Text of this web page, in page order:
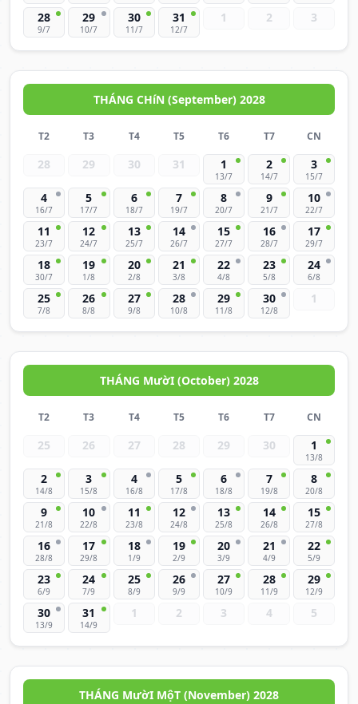
28
9/7
29
10/7
30
11/7
31
12/7
1 2 3
THÁNG CHíN (September) 2028
T2 T3 T4 T5 T6 T7 CN
28 29 30 31 1
13/7
2
14/7
3
15/7
4
16/7
5
17/7
6
18/7
7
19/7
8
20/7
9
21/7
10
22/7
11
23/7
12
24/7
13
25/7
14
26/7
15
27/7
16
28/7
17
29/7
18
30/7
19
1/8
20
2/8
21
3/8
22
4/8
23
5/8
24
6/8
25
7/8
26
8/8
27
9/8
28
10/8
29
11/8
30
12/8
1
THÁNG MườI (October) 2028
T2 T3 T4 T5 T6 T7 CN
25 26 27 28 29 30 1
13/8
2
14/8
3
15/8
4
16/8
5
17/8
6
18/8
7
19/8
8
20/8
9
21/8
10
22/8
11
23/8
12
24/8
13
25/8
14
26/8
15
27/8
16
28/8
17
29/8
18
1/9
19
2/9
20
3/9
21
4/9
22
5/9
23
6/9
24
7/9
25
8/9
26
9/9
27
10/9
28
11/9
29
12/9
30
13/9
31
14/9
1 2 3 4 5
THÁNG MườI MộT (November) 2028